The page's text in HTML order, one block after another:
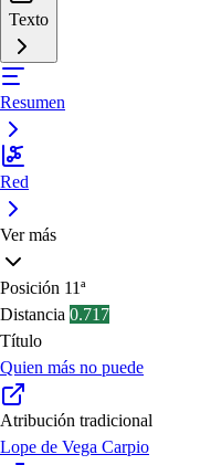
Texto
Resumen
Red
Ver más
Posición 11ª
Distancia 0.717
Título
Quien más no puede
Atribución tradicional
Lope de Vega Carpio